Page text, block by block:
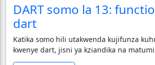
DART somo la 13:
dart
Katika somo hili utakwenda kujifunza
kwenye dart, jisni ya kziandika na